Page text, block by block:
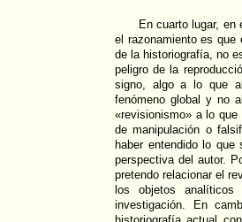
En cuarto lugar,
el razonamiento es que
de la historiografía, no
peligro de la
signo, algo a lo que
fenómeno global y no
«revisionismo» a lo
de manipulación o
haber entendido lo
perspectiva del autor.
pretendo relacionar el
los objetos
investigación. En